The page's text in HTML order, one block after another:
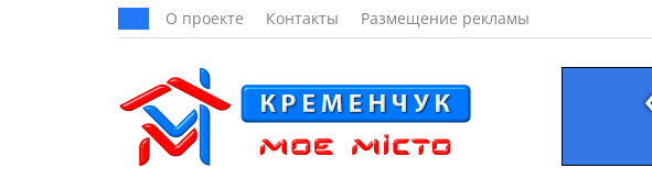
О проекте Контакты Размещение рекламы